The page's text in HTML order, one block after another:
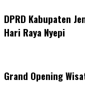
DPRD Kabupaten
Hari Raya Nyepi
Grand Opening